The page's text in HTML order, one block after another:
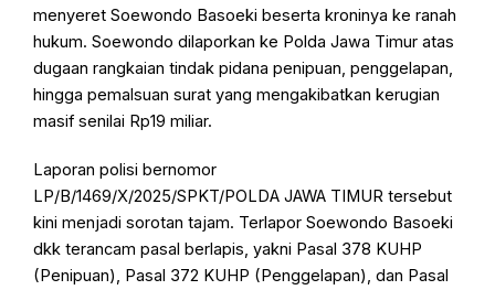
menyeret Soewondo Basoeki beserta kroninya ke ranah
hukum. Soewondo dilaporkan ke Polda Jawa Timur atas
dugaan rangkaian tindak pidana penipuan, penggelapan,
hingga pemalsuan surat yang mengakibatkan kerugian
masif senilai Rp19 miliar.
Laporan polisi bernomor
LP/B/1469/X/2025/SPKT/POLDA JAWA TIMUR tersebut
kini menjadi sorotan tajam. Terlapor Soewondo Basoeki
dkk terancam pasal berlapis, yakni Pasal 378 KUHP
(Penipuan), Pasal 372 KUHP (Penggelapan), dan Pasal